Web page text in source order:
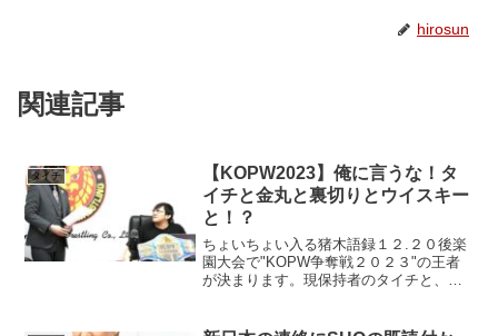
hirosun
関連記事
タイチ
【KOPW2023】俺に言うな！タ
イチと金丸と裏切りとウイスキー
と！？
ちょいちょい入る猪木語録１２.２０後楽
園大会で"KOPW争奪戦２０２３"の王者
が決まります。現保持者のタイチと、挑